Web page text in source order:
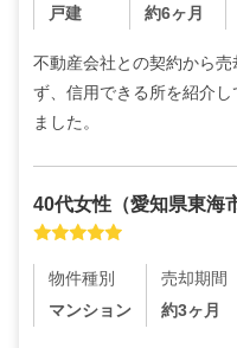
戸建
約6ヶ月
不動産会社との契約から
ず、信用できる所を紹介
ました。
40代女性 （愛知県東海
物件種別
マンション
売却期間
約3ヶ月